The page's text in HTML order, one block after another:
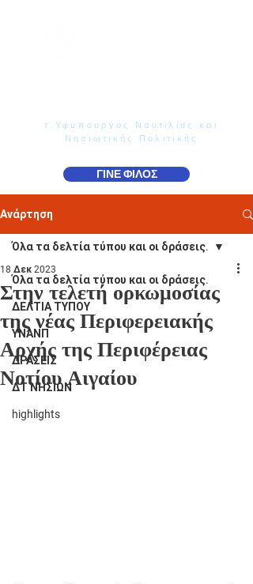
τ.Υφυπουργός Ναυτιλίας και
Νησιωτικής Πολιτικής
ΓΙΝΕ ΦΙΛΟΣ
Ανάρτηση
Όλα τα δελτία τύπου και οι δράσεις.
ΔΕΛΤΙΑ ΤΥΠΟΥ
ΥΝΑΝΠ
ΔΡΑΣΕΙΣ
ΔΤ ΝΗΣΙΩΝ
highlights
Όλα τα δελτία τύπου και οι δράσεις.
Στην τελετή ορκωμοσίας
της νέας Περιφερειακής
Αρχής της Περιφέρειας
Νοτίου Αιγαίου
18 Δεκ 2023